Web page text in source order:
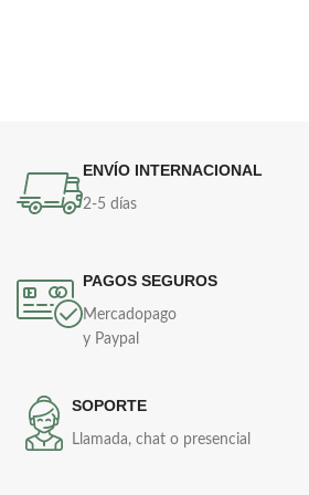
ENVÍO INTERNACIONAL
2-5 días
PAGOS SEGUROS
Mercadopago
y Paypal
SOPORTE
Llamada, chat o presencial